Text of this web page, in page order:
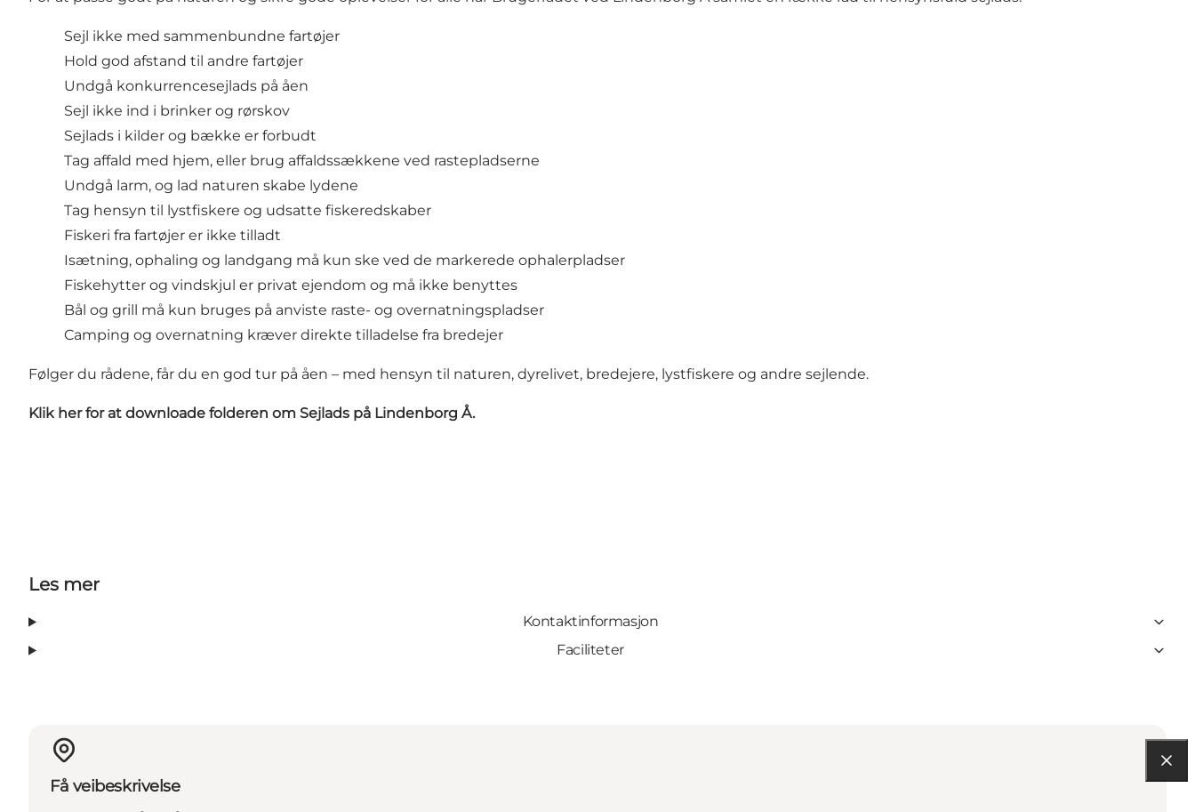
Sejl ikke med sammenbundne fartøjer
Hold god afstand til andre fartøjer
Undgå konkurrencesejlads på åen
Sejl ikke ind i brinker og rørskov
Sejlads i kilder og bække er forbudt
Tag affald med hjem, eller brug affaldssækkene ved rastepladserne
Undgå larm, og lad naturen skabe lydene
Tag hensyn til lystfiskere og udsatte fiskeredskaber
Fiskeri fra fartøjer er ikke tilladt
Isætning, ophaling og landgang må kun ske ved de markerede ophalerpladser
Fiskehytter og vindskjul er privat ejendom og må ikke benyttes
Bål og grill må kun bruges på anviste raste- og overnatningspladser
Camping og overnatning kræver direkte tilladelse fra bredejer
Følger du rådene, får du en god tur på åen – med hensyn til naturen, dyrelivet, bredejere, lystfiskere og andre sejlende.
Klik her for at downloade folderen om Sejlads på Lindenborg Å.
Les mer
Kontaktinformasjon
Faciliteter
Få veibeskrivelse